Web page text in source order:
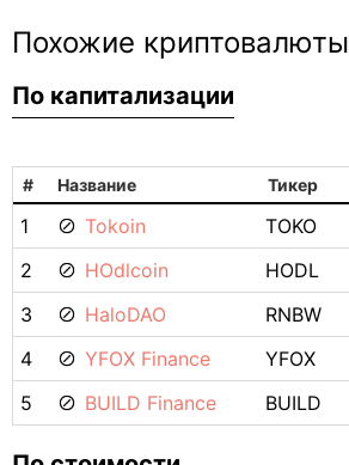
Похожие криптовалюты
По капитализации
# Название Тикер
1 Tokoin TOKO
2
HOdlcoin HODL
3
HaloDAO RNBW
4
YFOX Finance YFOX
5
BUILD Finance BUILD